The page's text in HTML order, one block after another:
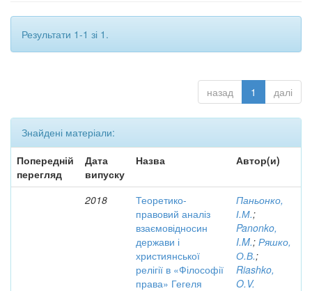
Результати 1-1 зі 1.
назад 1 далі
Знайдені матеріали:
Попередній
перегляд
Дата
випуску
Назва Автор(и)
2018
Теоретико-
правовий аналіз
взаємовідносин
держави і
християнської
релігії в «Філософії
права» Гегеля
Паньонко,
І.М.;
Panonko,
I.M.; Ряшко,
О.В.;
Riashko,
O.V.